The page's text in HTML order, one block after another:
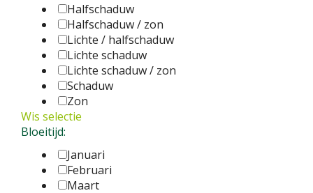
Halfschaduw
Halfschaduw / zon
Lichte / halfschaduw
Lichte schaduw
Lichte schaduw / zon
Schaduw
Zon
Wis selectie
Bloeitijd:
Januari
Februari
Maart